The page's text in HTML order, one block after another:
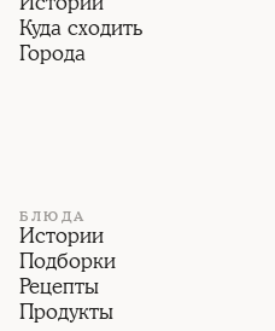
Куда сходить
Города
БЛЮДА
Истории
Подборки
Рецепты
Продукты